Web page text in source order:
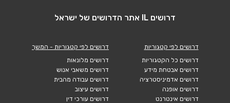
דרושים IL אתר הדרושים של ישראל
דרושים לפי קטגוריות
דרושים כל הקטגוריות
דרושים אבטחת מידע
דרושים אדמיניסטרציה
דרושים אופנה
דרושים אינטרנט
דרושים לפי קטגוריות - המשך
דרושים מלונאות
דרושים משאבי אנוש
דרושים עבודה מהבית
דרושים עיצוב
דרושים עורכי דין